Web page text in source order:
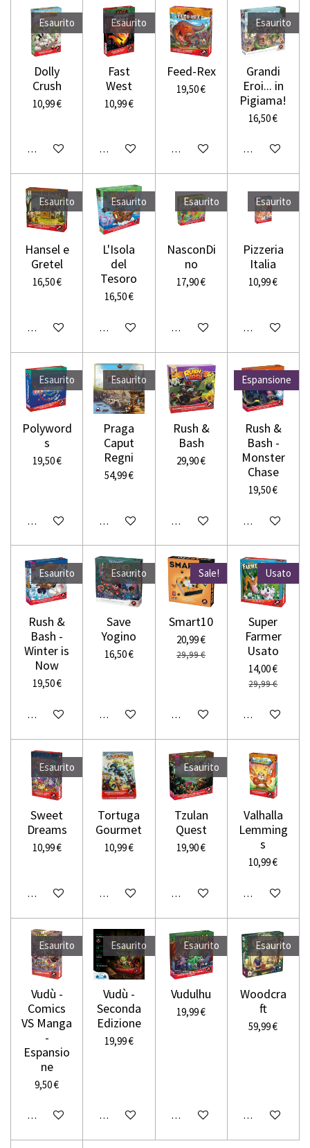
Esaurito
Dolly
Crush
10,99 €
Avvisami quando disponibile
Esaurito
Fast
West
10,99 €
Avvisami quando disponibile
Feed-Rex
19,50 €
Aggiungi al carrello
Esaurito
Grandi
Eroi... in
Pigiama!
16,50 €
Avvisami
Esaurito
Hansel e
Gretel
16,50 €
Avvisami quando disponibile
Esaurito
L'Isola
del
Tesoro
16,50 €
Avvisami quando disponibile
Esaurito
NasconDi
no
17,90 €
Avvisami quando disponibile
Esaurito
Pizzeria
Italia
10,99 €
Avvisami
Esaurito
Polyword
s
19,50 €
Avvisami quando disponibile
Esaurito
Praga
Caput
Regni
54,99 €
Avvisami quando disponibile
Rush &
Bash
29,90 €
Aggiungi al carrello
Espansione
Rush &
Bash -
Monster
Chase
19,50 €
Avvisami
Esaurito
Rush &
Bash -
Winter is
Now
19,50 €
Avvisami quando disponibile
Esaurito
Save
Yogino
16,50 €
Avvisami quando disponibile
Sale!
Smart10
20,99 €
29,99 €
Aggiungi al carrello
Usato
Super
Farmer
Usato
14,00 €
29,99 €
Avvisami
Esaurito
Sweet
Dreams
10,99 €
Avvisami quando disponibile
Tortuga
Gourmet
10,99 €
Aggiungi al carrello
Esaurito
Tzulan
Quest
19,90 €
Avvisami quando disponibile
Valhalla
Lemming
s
10,99 €
Aggiungi al
Esaurito
Vudù -
Comics
VS Manga
-
Espansio
ne
9,50 €
Avvisami quando disponibile
Esaurito
Vudù -
Seconda
Edizione
19,99 €
Avvisami quando disponibile
Esaurito
Vudulhu
19,99 €
Avvisami quando disponibile
Esaurito
Woodcra
ft
59,99 €
Avvisami